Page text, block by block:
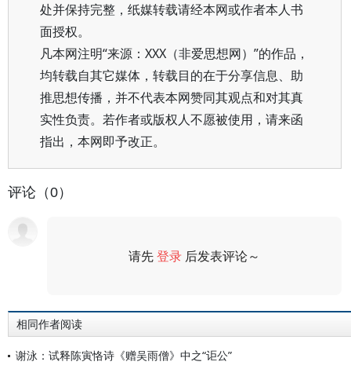
处并保持完整，纸媒转载请经本网或作者本人书
面授权。
凡本网注明“来源：XXX（非爱思想网）”的作品，
均转载自其它媒体，转载目的在于分享信息、助
推思想传播，并不代表本网赞同其观点和对其真
实性负责。若作者或版权人不愿被使用，请来函
指出，本网即予改正。
评论（0）
请先登录 后发表评论～
相同作者阅读
谢泳：试释陈寅恪诗《赠吴雨僧》中之“讵公”